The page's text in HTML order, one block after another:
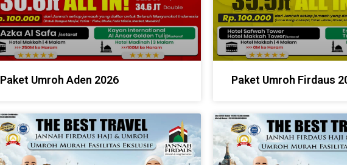
Paket Umroh Aden 2026 Paket Umroh Firdaus